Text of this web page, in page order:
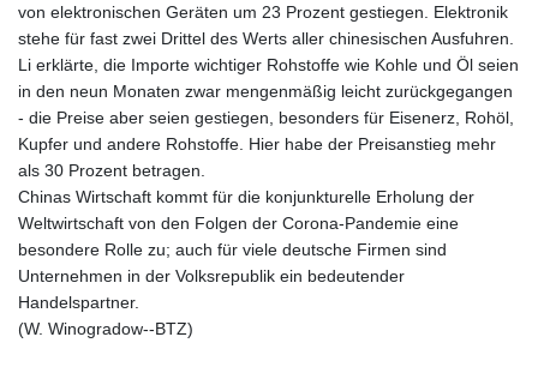
von elektronischen Geräten um 23 Prozent gestiegen. Elektronik
stehe für fast zwei Drittel des Werts aller chinesischen Ausfuhren.
Li erklärte, die Importe wichtiger Rohstoffe wie Kohle und Öl seien
in den neun Monaten zwar mengenmäßig leicht zurückgegangen
- die Preise aber seien gestiegen, besonders für Eisenerz, Rohöl,
Kupfer und andere Rohstoffe. Hier habe der Preisanstieg mehr
als 30 Prozent betragen.
Chinas Wirtschaft kommt für die konjunkturelle Erholung der
Weltwirtschaft von den Folgen der Corona-Pandemie eine
besondere Rolle zu; auch für viele deutsche Firmen sind
Unternehmen in der Volksrepublik ein bedeutender
Handelspartner.
(W. Winogradow--BTZ)